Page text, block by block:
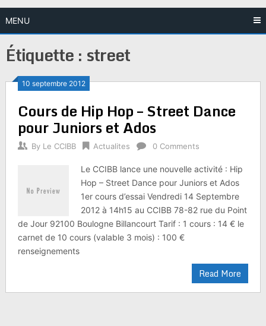
MENU
Étiquette : street
10 septembre 2012
Cours de Hip Hop – Street Dance
pour Juniors et Ados
By Le CCIBB Actualites 0 Comments
Le CCIBB lance une nouvelle activité : Hip
Hop – Street Dance pour Juniors et Ados
1er cours d’essai Vendredi 14 Septembre
2012 à 14h15 au CCIBB 78-82 rue du Point
de Jour 92100 Boulogne Billancourt Tarif : 1 cours : 14 € le
carnet de 10 cours (valable 3 mois) : 100 €
renseignements
Read More